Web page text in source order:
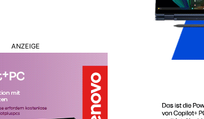
ANZEIGE